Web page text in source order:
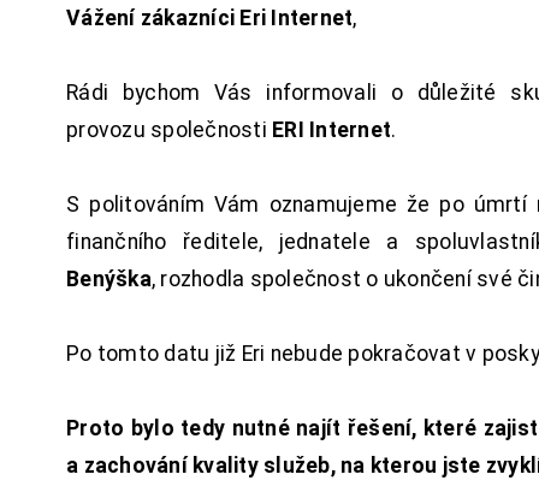
Vážení zákazníci Eri Internet,
Rádi bychom Vás informovali o důležité
provozu společnosti ERI Internet.
S politováním Vám oznamujeme že po úmrtí
finančního ředitele, jednatele a
Benýška, rozhodla společnost o ukončení své
Po tomto datu již Eri nebude pokračovat v
Proto bylo tedy nutné najít řešení, které
a zachování kvality služeb, na kterou jste